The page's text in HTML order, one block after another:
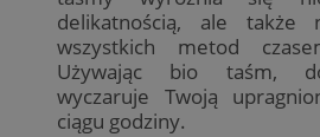
delikatnością, ale także
wszystkich metod
Używając bio taśm,
wyczaruje Twoją
ciągu godziny.